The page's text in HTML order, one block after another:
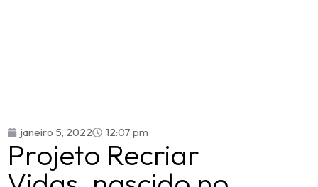
janeiro 5, 2022 12:07 pm
Projeto Recriar